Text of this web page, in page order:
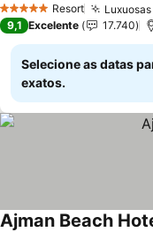
5 Estrelas Resort
9,1 Excelente 17.740
Selecione as datas
exatos.
Ajman Beach